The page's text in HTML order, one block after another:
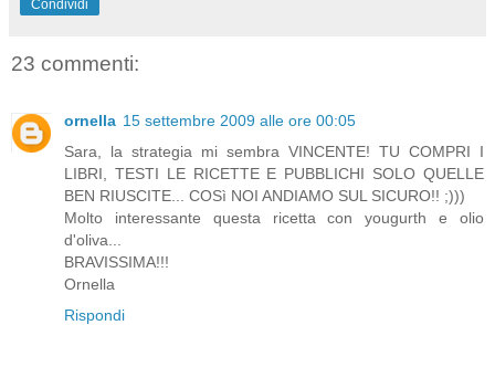
Condividi
23 commenti:
ornella 15 settembre 2009 alle ore 00:05
Sara, la strategia mi sembra VINCENTE! TU COMPRI I
LIBRI, TESTI LE RICETTE E PUBBLICHI SOLO QUELLE
BEN RIUSCITE... COSì NOI ANDIAMO SUL SICURO!! ;)))
Molto interessante questa ricetta con yougurth e olio
d'oliva...
BRAVISSIMA!!!
Ornella
Rispondi